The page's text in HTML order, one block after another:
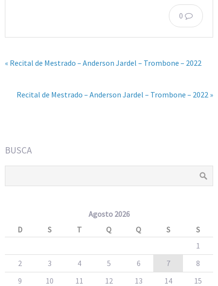
0
« Recital de Mestrado – Anderson Jardel – Trombone – 2022
Recital de Mestrado – Anderson Jardel – Trombone – 2022 »
BUSCA
Agosto 2026
D
S T Q Q S
S
1
2
3 4 5 6 7
8
9
10 11 12 13 14
15